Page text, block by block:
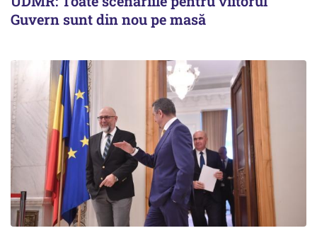
Guvern sunt din nou pe masă